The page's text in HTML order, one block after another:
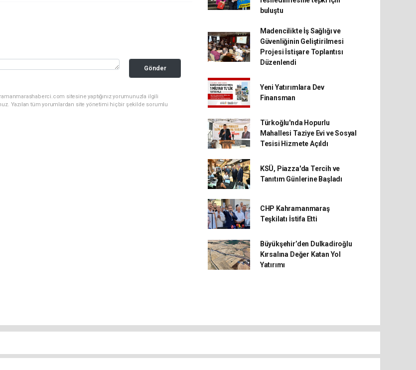
Gönder
sitesine yaptığınız yorumunuzla ilgili
Yazılan tüm yorumlardan site yönetimi hiçbir şekilde sorumlu
buluştu
Madencilikte İş Sağlığı ve
Güvenliğinin Geliştirilmesi
Projesi İstişare Toplantısı
Düzenlendi
Yeni Yatırımlara Dev
Finansman
Türkoğlu'nda Hopurlu
Mahallesi Taziye Evi ve Sosyal
Tesisi Hizmete Açıldı
KSÜ, Piazza'da Tercih ve
Tanıtım Günlerine Başladı
CHP Kahramanmaraş
Teşkilatı İstifa Etti
Büyükşehir’den Dulkadiroğlu
Kırsalına Değer Katan Yol
Yatırımı